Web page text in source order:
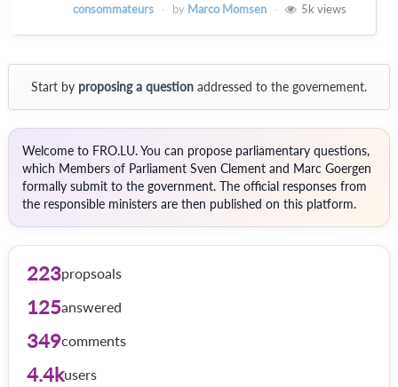
consommateurs
by Marco Momsen 5k views
Start by proposing a question addressed to the governement.
Welcome to FRO.LU. You can propose parliamentary questions,
which Members of Parliament Sven Clement and Marc Goergen
formally submit to the government. The official responses from
the responsible ministers are then published on this platform.
223propsoals
125answered
349comments
4.4kusers